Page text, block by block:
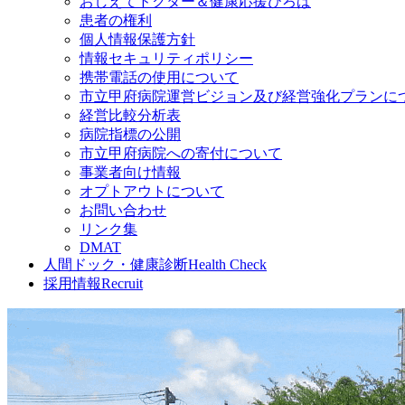
患者の権利
個人情報保護方針
情報セキュリティポリシー
携帯電話の使用について
市立甲府病院運営ビジョン及び経営強化プランに
経営比較分析表
病院指標の公開
市立甲府病院への寄付について
事業者向け情報
オプトアウトについて
お問い合わせ
リンク集
DMAT
人間ドック・健康診断Health Check
採用情報Recruit